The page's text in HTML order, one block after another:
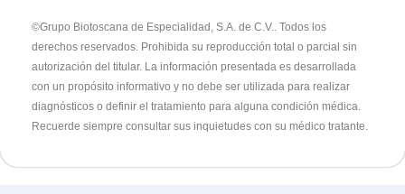
©Grupo Biotoscana de Especialidad, S.A. de C.V.. Todos los
derechos reservados. Prohibida su reproducción total o parcial sin
autorización del titular. La información presentada es desarrollada
con un propósito informativo y no debe ser utilizada para realizar
diagnósticos o definir el tratamiento para alguna condición médica.
Recuerde siempre consultar sus inquietudes con su médico tratante.